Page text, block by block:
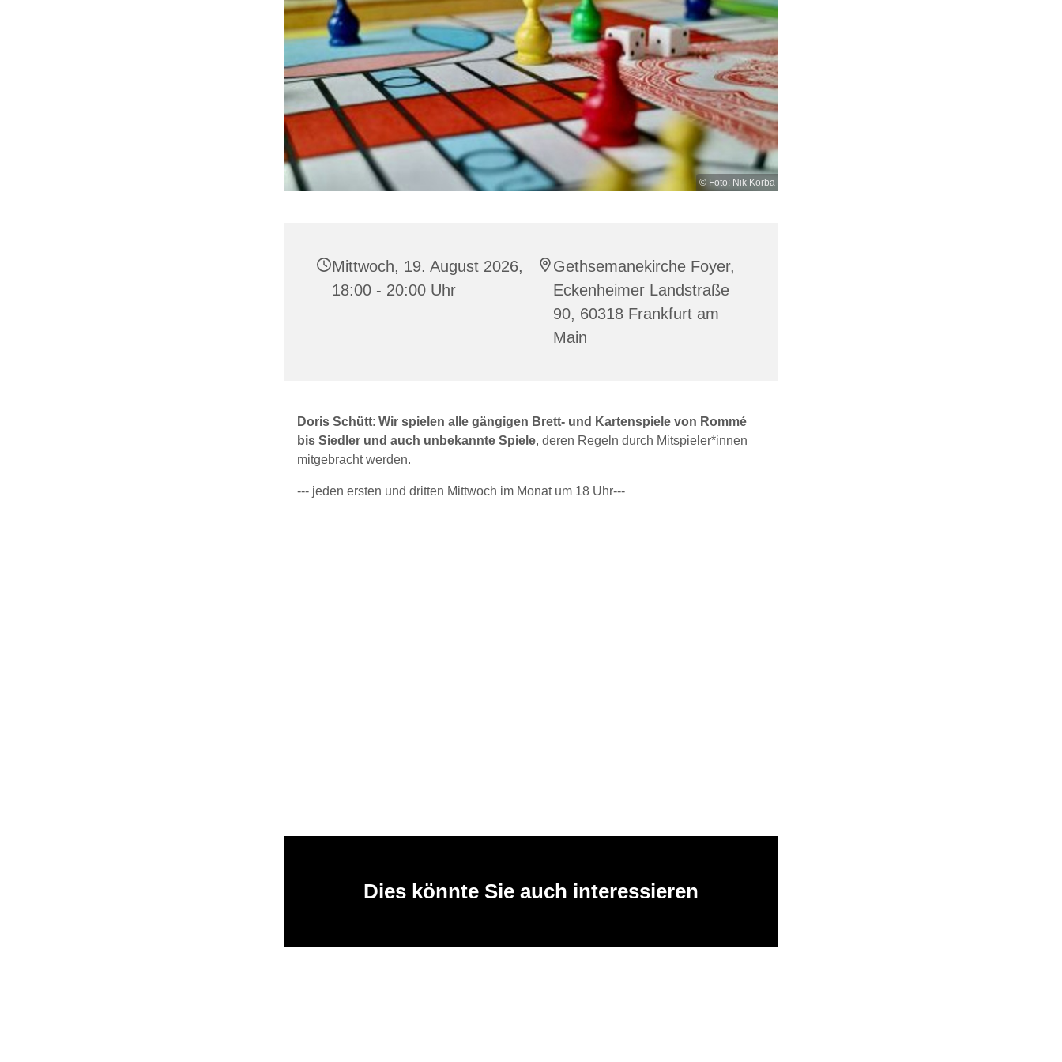
© Foto: Nik Korba
Mittwoch, 19. August 2026,
18:00 - 20:00 Uhr
Gethsemanekirche Foyer,
Eckenheimer Landstraße
90, 60318 Frankfurt am
Main
Doris Schütt: Wir spielen alle gängigen Brett- und Kartenspiele von Rommé
bis Siedler und auch unbekannte Spiele, deren Regeln durch Mitspieler*innen
mitgebracht werden.
--- jeden ersten und dritten Mittwoch im Monat um 18 Uhr---
Dies könnte Sie auch interessieren